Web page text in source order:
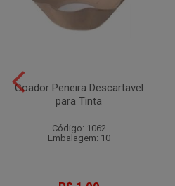
Coador Peneira Descartavel
para Tinta
Código: 1062
Embalagem: 10